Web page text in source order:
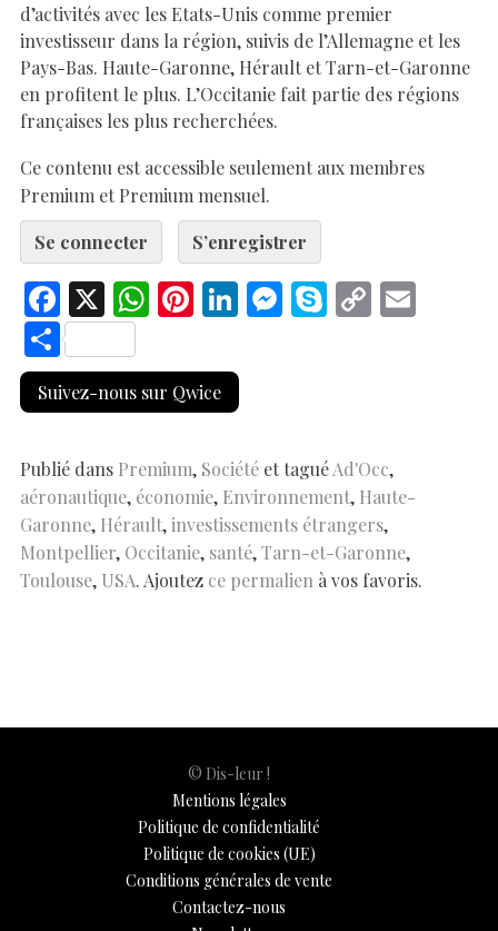
d’activités avec les Etats-Unis comme premier
investisseur dans la région, suivis de l’Allemagne et les
Pays-Bas. Haute-Garonne, Hérault et Tarn-et-Garonne
en profitent le plus. L’Occitanie fait partie des régions
françaises les plus recherchées.
Ce contenu est accessible seulement aux membres
Premium et Premium mensuel.
Se connecter
S’enregistrer
F
ac
e
b
o
k
X W
at
s
p
p
Pi
er
es
Li
k
e
n
M
er
S C
n
k
S
h
ar
Suivez-nous sur Qwice
Publié dans Premium, Société et taguéAd'Occ,
aéronautique, économie, Environnement, Haute-
Garonne, Hérault,investissements étrangers,
Montpellier, Occitanie, santé,Tarn-et-Garonne,
Toulouse, USA. Ajoutez ce permalien à vos favoris.
© Dis-leur !
Mentions légales
Politique de confidentialité
Politique de cookies (UE)
Conditions générales de vente
Contactez-nous